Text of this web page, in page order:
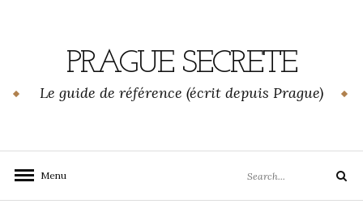
PRAGUE SECRETE
Le guide de référence (écrit depuis Prague)
Menu
for:
Search